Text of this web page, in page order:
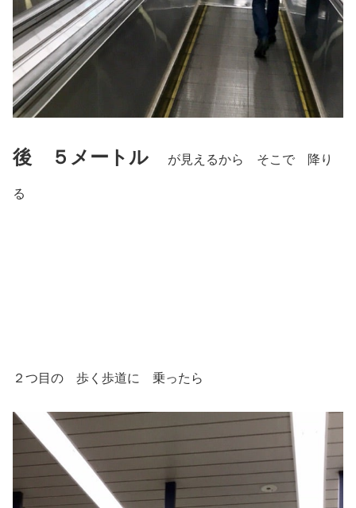
後 ５メートル が見えるから そこで 降り
る
２つ目の 歩く歩道に 乗ったら